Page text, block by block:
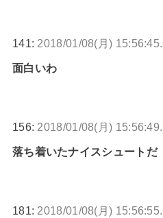
141: 2018/01/08(月)
面白いわ
156: 2018/01/08(月)
落ち着いたナイスシュートだ
181: 2018/01/08(月)